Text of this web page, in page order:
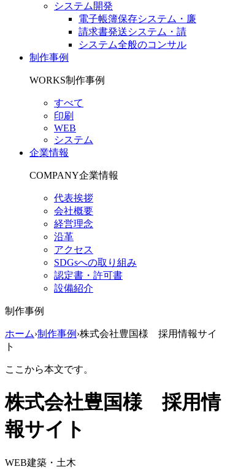
システム開発
電子帳簿保存システム・廉
請求書発送システム・請
システム全般のコンサル
制作事例
WORKS制作事例
すべて
印刷
WEB
システム
企業情報
COMPANY企業情報
代表挨拶
会社概要
経営理念
沿革
アクセス
SDGsへの取り組み
認定書・許可書
設備紹介
制作事例
ホーム›制作事例 ›株式会社豊国様 採用情報サイ
ト
ここから本文です。
株式会社豊国様 採用情
報サイト
WEB建築・土木